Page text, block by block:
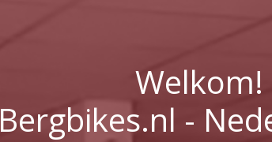
Welkom!
Bergbikes.nl -